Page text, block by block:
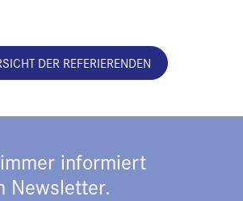
DER REFERIERENDEN
informiert
Newsletter.